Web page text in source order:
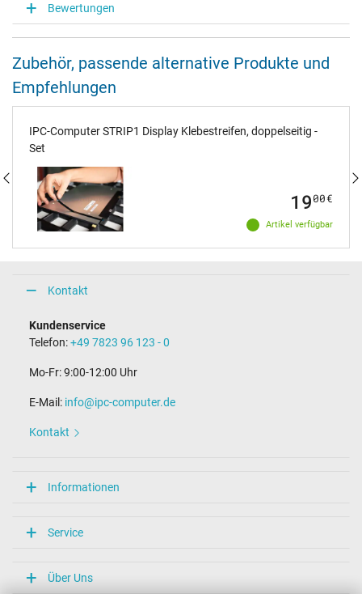
Bewertungen
Zubehör, passende alternative Produkte und
Empfehlungen
IPC-Computer STRIP1 Display Klebestreifen, doppelseitig -
Set
Artikel verfügbar
1900€
Kontakt
Kundenservice
Telefon:+49 7823 96 123 - 0
Mo-Fr: 9:00-12:00 Uhr
E-Mail: info@ipc-computer.de
Kontakt
Informationen
Service
Über Uns